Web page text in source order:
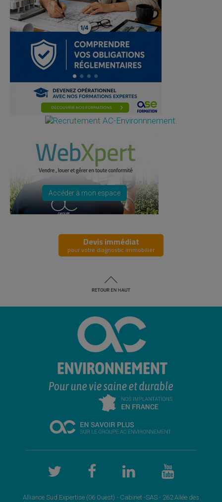
Accéder à mon espace
Devis immédiat
pour votre diagnostic immobilier
Alliance Sud Expertise (06 Ouest) - Cabinet -SAS - 262 Allée des